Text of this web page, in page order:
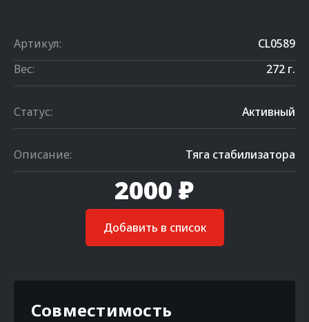
Артикул:
CL0589
Вес:
272 г.
Статус: Активный
Описание: Тяга стабилизатора
2000 ₽
Добавить в список
Совместимость